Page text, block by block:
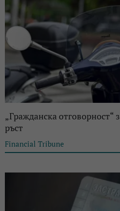
„Гражданска отговорност“
ръст
Financial Tribune